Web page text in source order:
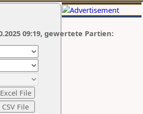
09:19, gewertete Partien: